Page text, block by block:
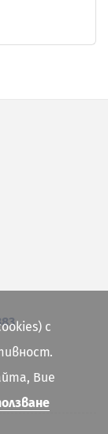
с
Вие